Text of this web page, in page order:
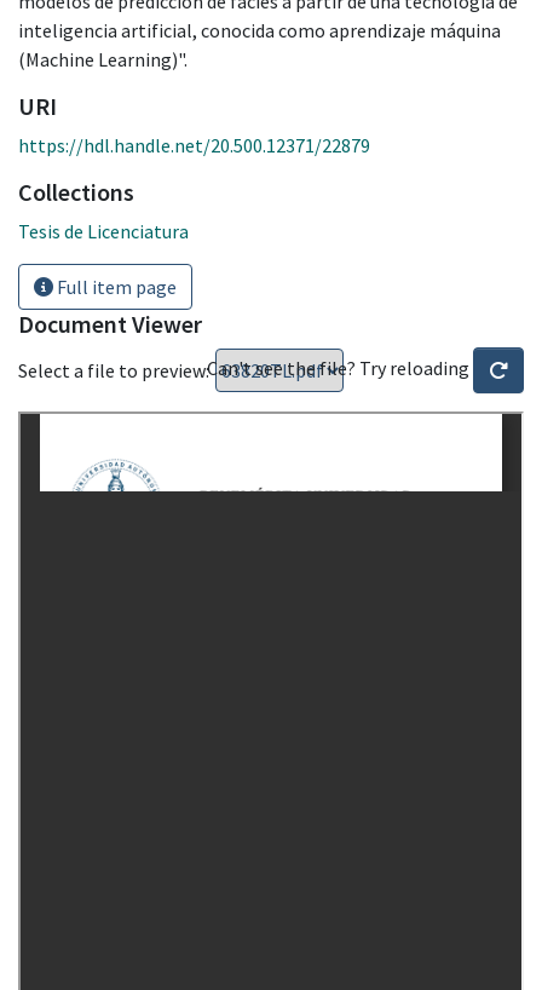
inteligencia artificial, conocida como aprendizaje máquina
(Machine Learning)".
URI
https://hdl.handle.net/20.500.12371/22879
Collections
Tesis de Licenciatura
Full item page
Document Viewer
Select a file to preview:Can't see the file? Try reloading